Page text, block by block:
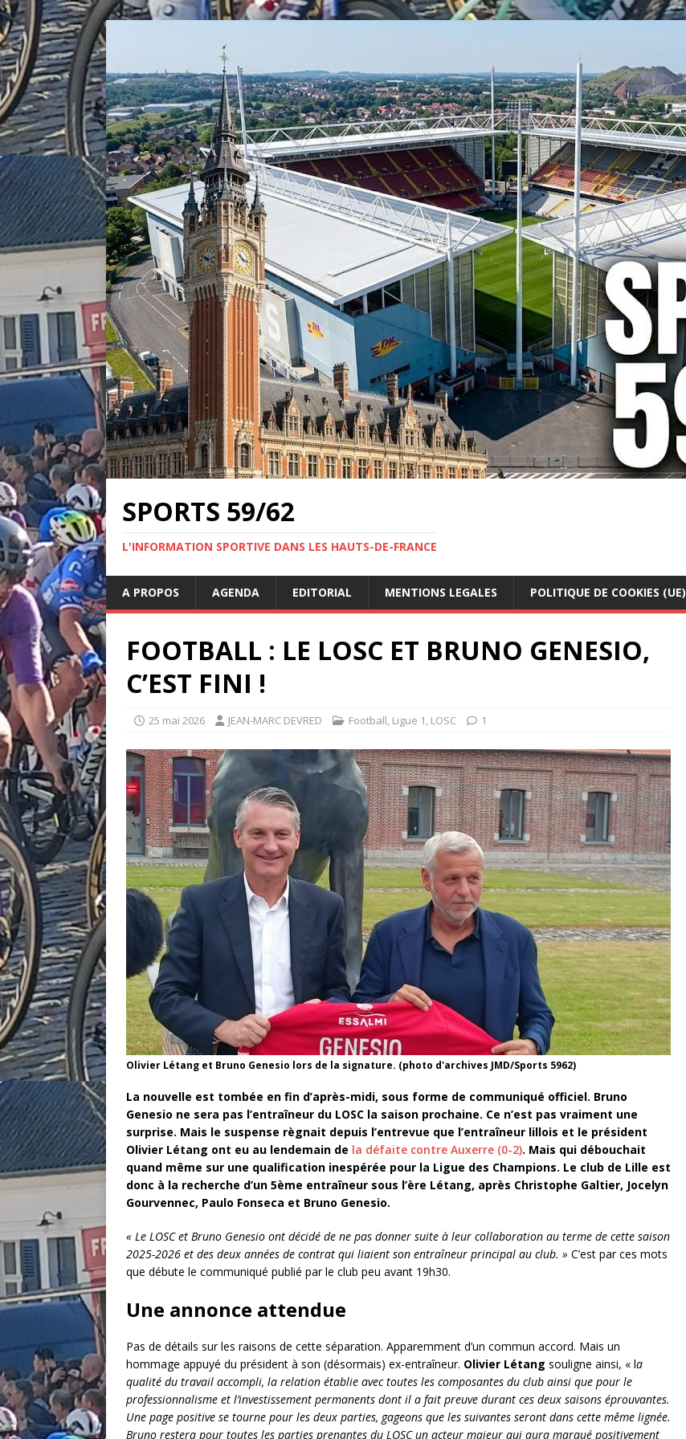
SPORTS 59/62
L'INFORMATION SPORTIVE DANS LES HAUTS-DE-FRANCE
A PROPOS AGENDA EDITORIAL MENTIONS LEGALES POLITIQUE DE COOKIES (UE)
FOOTBALL : LE LOSC ET BRUNO GENESIO,
C’EST FINI !
25 mai 2026 JEAN-MARC DEVRED Football, Ligue 1, LOSC 1
Olivier Létang et Bruno Genesio lors de la signature. (photo d'archives JMD/Sports 5962)
La nouvelle est tombée en fin d’après-midi, sous forme de communiqué officiel. Bruno
Genesio ne sera pas l’entraîneur du LOSC la saison prochaine. Ce n’est pas vraiment une
surprise. Mais le suspense règnait depuis l’entrevue que l’entraîneur lillois et le président
Olivier Létang ont eu au lendemain de la défaite contre Auxerre (0-2). Mais qui débouchait
quand même sur une qualification inespérée pour la Ligue des Champions. Le club de Lille est
donc à la recherche d’un 5ème entraîneur sous l’ère Létang, après Christophe Galtier, Jocelyn
Gourvennec, Paulo Fonseca et Bruno Genesio.
« Le LOSC et Bruno Genesio ont décidé de ne pas donner suite à leur collaboration au terme de cette saison
2025-2026 et des deux années de contrat qui liaient son entraîneur principal au club. » C’est par ces mots
que débute le communiqué publié par le club peu avant 19h30.
Une annonce attendue
Pas de détails sur les raisons de cette séparation. Apparemment d’un commun accord. Mais un
hommage appuyé du président à son (désormais) ex-entraîneur. Olivier Létang souligne ainsi, « la
qualité du travail accompli, la relation établie avec toutes les composantes du club ainsi que pour le
professionnalisme et l’investissement permanents dont il a fait preuve durant ces deux saisons éprouvantes.
Une page positive se tourne pour les deux parties, gageons que les suivantes seront dans cette même lignée.
Bruno restera pour toutes les parties prenantes du LOSC un acteur majeur qui aura marqué positivement